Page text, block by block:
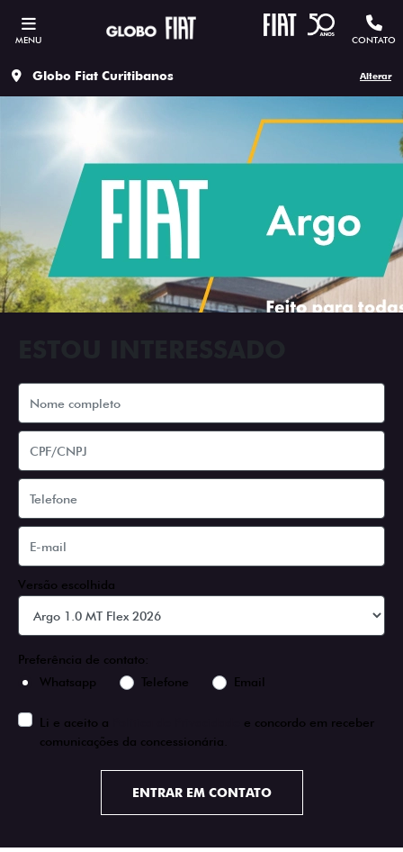
MENU CONTATO
Globo Fiat Curitibanos Alterar
Versão escolhida
Preferência de contato:
Whatsapp
Telefone Email
Li e aceito a
e concordo em receber
comunicações da concessionária.
ENTRAR EM CONTATO